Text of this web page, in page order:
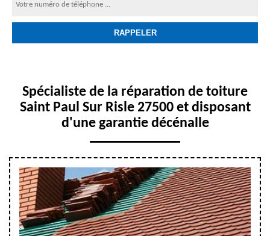
Spécialiste de la réparation de toiture
Saint Paul Sur Risle 27500 et disposant
d'une garantie décénalle